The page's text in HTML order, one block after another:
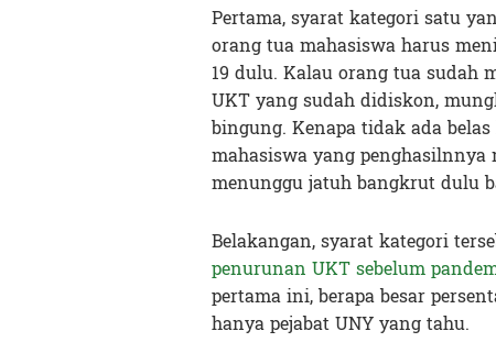
Pertama, syarat kategori satu
orang tua mahasiswa harus
19 dulu. Kalau orang tua sudah
UKT yang sudah didiskon,
bingung. Kenapa tidak ada
mahasiswa yang
menunggu jatuh bangkrut dulu
Belakangan, syarat kategori
penurunan UKT sebelum
pertama ini, berapa besar
hanya pejabat UNY yang tahu.